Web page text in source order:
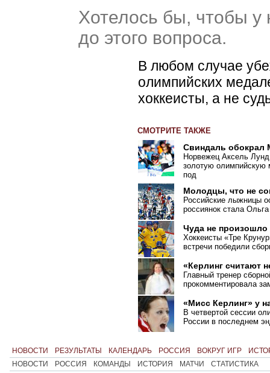
Хотелось бы, чтобы у
до этого вопроса.
В любом случае
олимпийских
хоккеисты, а не
СМОТРИТЕ ТАКЖЕ
Свиндаль обокрал
Норвежец Аксель
золотую олимпийскую
под
Молодцы, что не
Российские лыжницы
россиянок стала
Чуда не произошло
Хоккеисты «Тре
встречи победили
«Керлинг считают
Главный тренер
прокомментировала
«Мисс Керлинг» у
В четвертой сессии
России в последнем
НОВОСТИ РЕЗУЛЬТАТЫ КАЛЕНДАРЬ РОССИЯ ВОКРУГ ИГР
НОВОСТИ
РОССИЯ КОМАНДЫ ИСТОРИЯ МАТЧИ СТАТИСТИКА